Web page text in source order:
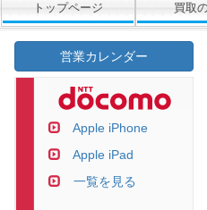
トップページ 買取
営業カレンダー
Apple iPhone
Apple iPad
一覧を見る